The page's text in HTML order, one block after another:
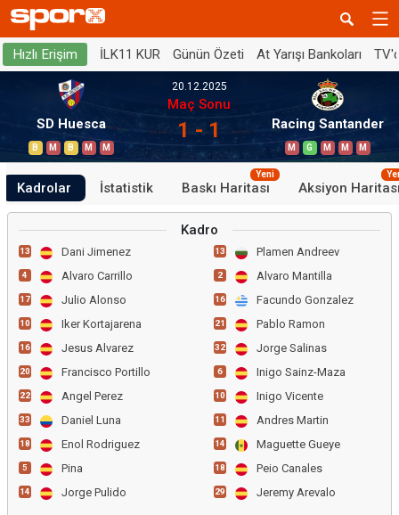
Hızlı Erişim İLK11 KUR Günün Özeti At Yarışı Bankoları
SD Huesca
B M B M M
20.12.2025
Maç Sonu
1 - 1 Racing Santander
M G M M M
Kadrolar İstatistik Baskı Haritası
Yeni
Aksiyon
Kadro
13 Dani Jimenez
4 Alvaro Carrillo
17 Julio Alonso
10 Iker Kortajarena
16 Jesus Alvarez
20 Francisco Portillo
22 Angel Perez
33 Daniel Luna
18 Enol Rodriguez
5 Pina
14 Jorge Pulido
13 Plamen Andreev
2 Alvaro Mantilla
16 Facundo Gonzalez
21 Pablo Ramon
32 Jorge Salinas
6 Inigo Sainz-Maza
10 Inigo Vicente
11 Andres Martin
14 Maguette Gueye
18 Peio Canales
29 Jeremy Arevalo